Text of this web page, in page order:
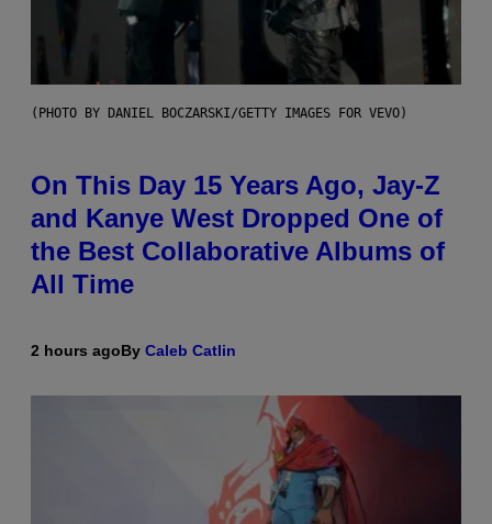
(PHOTO BY DANIEL BOCZARSKI/GETTY IMAGES FOR VEVO)
On This Day 15 Years Ago, Jay-Z
and Kanye West Dropped One of
the Best Collaborative Albums of
All Time
2 hours agoBy Caleb Catlin